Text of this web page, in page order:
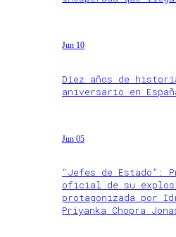
Jun 10
Diez años de
aniversario en
Jun 05
“Jefes de Estado”:
oficial de su
protagonizada por
Priyanka Chopra